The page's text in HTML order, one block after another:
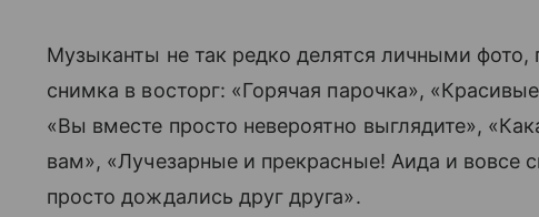
Музыканты не так редко делятся личными
снимка в восторг: «Горячая парочка»,
«Вы вместе просто невероятно выглядите»,
вам», «Лучезарные и прекрасные! Аида и вовсе
просто дождались друг друга».